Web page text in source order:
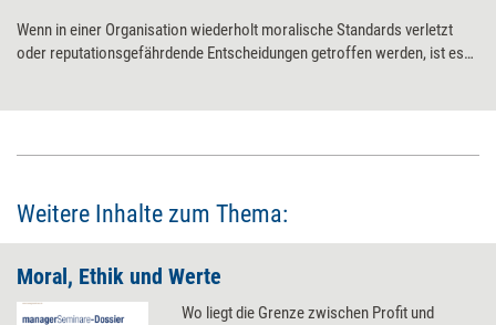
Wenn in einer Organisation wiederholt moralische Standards verletzt
oder reputationsgefährdende Entscheidungen getroffen werden, ist es
Weitere Inhalte zum Thema:
Moral, Ethik und Werte
Wo liegt die Grenze zwischen Profit und